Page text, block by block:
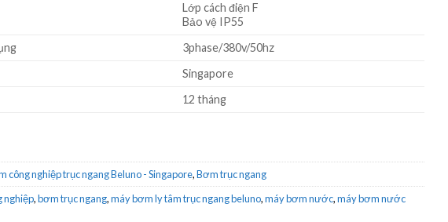
Lớp cách điện F
Bảo vệ IP55
3phase/380v/50hz
Singapore
12 tháng
công nghiệp trục ngang Beluno - Singapore,Bơm trục ngang
nghiệp,bơm trục ngang,máy bơm ly tâm trục ngang beluno,máy bơm nước,máy bơm nước